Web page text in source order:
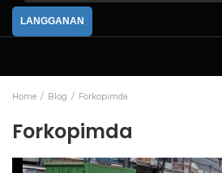
LANGGANAN
Home Blog Forkopimda
Forkopimda